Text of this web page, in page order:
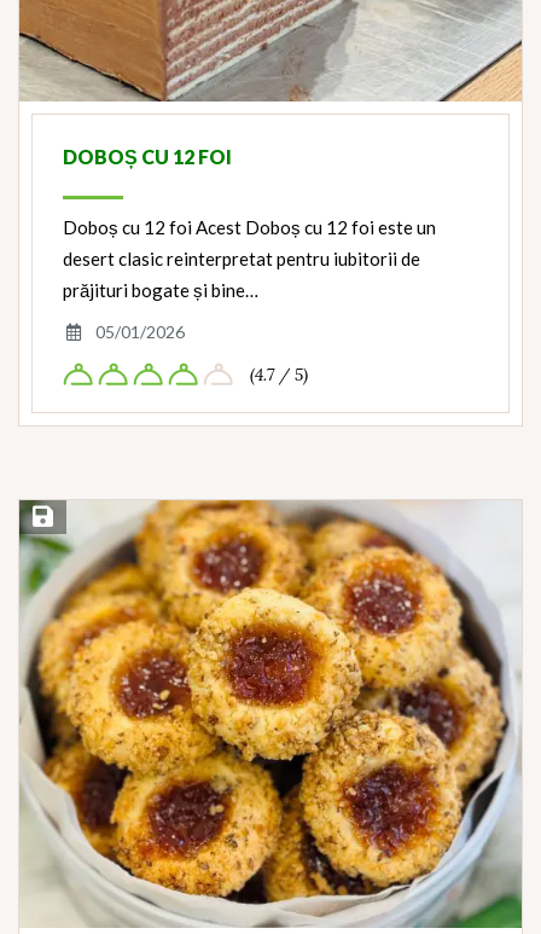
DOBOȘ CU 12 FOI
Doboș cu 12 foi Acest Doboș cu 12 foi este un
desert clasic reinterpretat pentru iubitorii de
prăjituri bogate și bine…
05/01/2026
(4.7 / 5)
Save Recipe